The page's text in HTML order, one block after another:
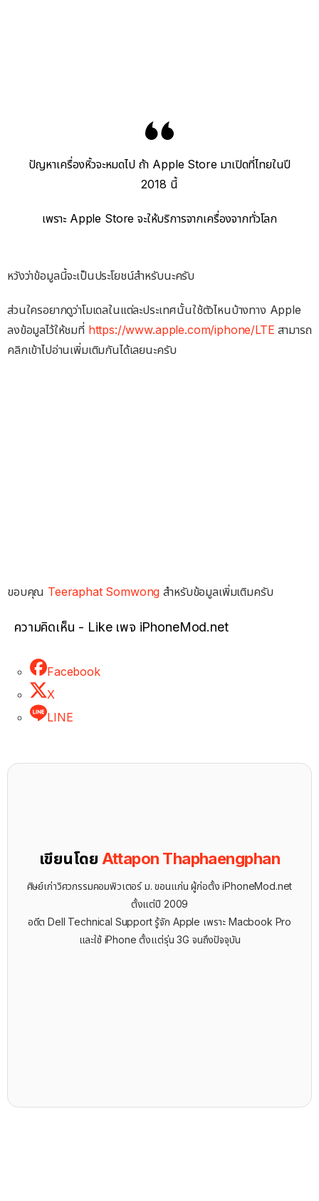
ปัญหาเครื่องหิ้วจะหมดไป ถ้า Apple Store มาเปิดที่ไทยในปี
2018 นี้
เพราะ Apple Store จะให้บริการจากเครื่องจากทั่วโลก
หวังว่าข้อมูลนี้จะเป็นประโยชน์สำหรับนะครับ
ส่วนใครอยากดูว่าโมเดลในแต่ละประเทศนั้นใช้ตัวไหนบ้างทาง Apple
ลงข้อมูลไว้ให้ชมที่ https://www.apple.com/iphone/LTE สามารถ
คลิกเข้าไปอ่านเพิ่มเติมกันได้เลยนะครับ
ขอบคุณ Teeraphat Somwong สำหรับข้อมูลเพิ่มเติมครับ
ความคิดเห็น - Like เพจ iPhoneMod.net
Facebook
X
LINE
เขียนโดย Attapon Thaphaengphan
ศิษย์เก่าวิศวกรรมคอมพิวเตอร์ ม. ขอนแก่น ผู้ก่อตั้ง iPhoneMod.net
ตั้งแต่ปี 2009
อดีต Dell Technical Support รู้จัก ​Apple เพราะ Macbook Pro
และใช้ iPhone ตั้งแต่รุ่น 3G จนถึงปัจจุบัน